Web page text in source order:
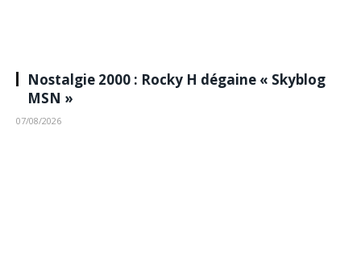
Nostalgie 2000 : Rocky H dégaine « Skyblog
MSN »
07/08/2026